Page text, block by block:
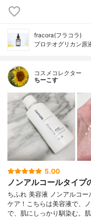
fracora(フラコラ)
プロテオグリカン原
コスメコレクター
ちーこす
5.00
ノンアルコールタイプ
ちふれ 美容液 ノンアルコ
ケア！こちらは美容液で、
で、肌にしっかり馴染む。